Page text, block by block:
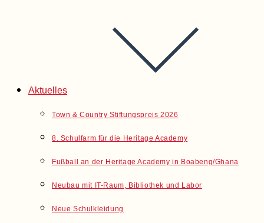
Aktuelles
Town & Country Stiftungspreis 2026
8. Schulfarm für die Heritage Academy
Fußball an der Heritage Academy in Boabeng/Ghana
Neubau mit IT-Raum, Bibliothek und Labor
Neue Schulkleidung